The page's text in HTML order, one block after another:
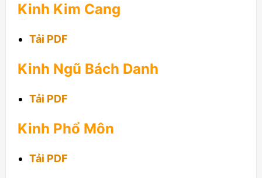
Kinh Kim Cang
Tải PDF
Kinh Ngũ Bách Danh
Tải PDF
Kinh Phổ Môn
Tải PDF